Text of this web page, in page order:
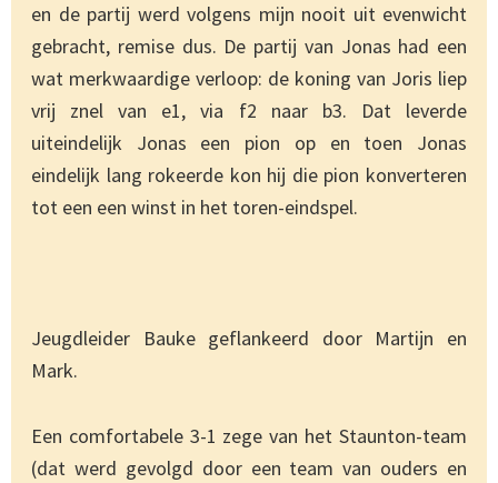
en de partij werd volgens mijn nooit uit evenwicht
gebracht, remise dus. De partij van Jonas had een
wat merkwaardige verloop: de koning van Joris liep
vrij znel van e1, via f2 naar b3. Dat leverde
uiteindelijk Jonas een pion op en toen Jonas
eindelijk lang rokeerde kon hij die pion konverteren
tot een een winst in het toren-eindspel.
Jeugdleider Bauke geflankeerd door Martijn en
Mark.
Een comfortabele 3-1 zege van het Staunton-team
(dat werd gevolgd door een team van ouders en